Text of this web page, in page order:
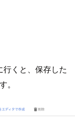
くと、保存した
。